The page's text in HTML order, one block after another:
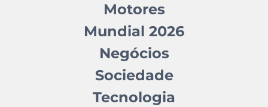
Motores
Mundial 2026
Negócios
Sociedade
Tecnologia